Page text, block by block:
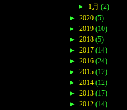
►
1月 (2)
► 2020 (5)
► 2019 (10)
► 2018 (5)
► 2017 (14)
► 2016 (24)
► 2015 (12)
► 2014 (12)
► 2013 (17)
► 2012 (14)